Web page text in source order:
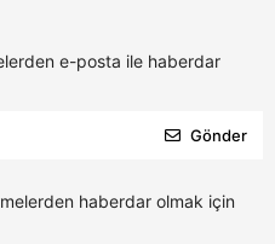
e-posta ile haberdar
Gönder
haberdar olmak için